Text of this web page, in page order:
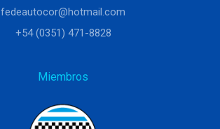
fedeautocor@hotmail.com
+54 (0351) 471-8828
Miembros